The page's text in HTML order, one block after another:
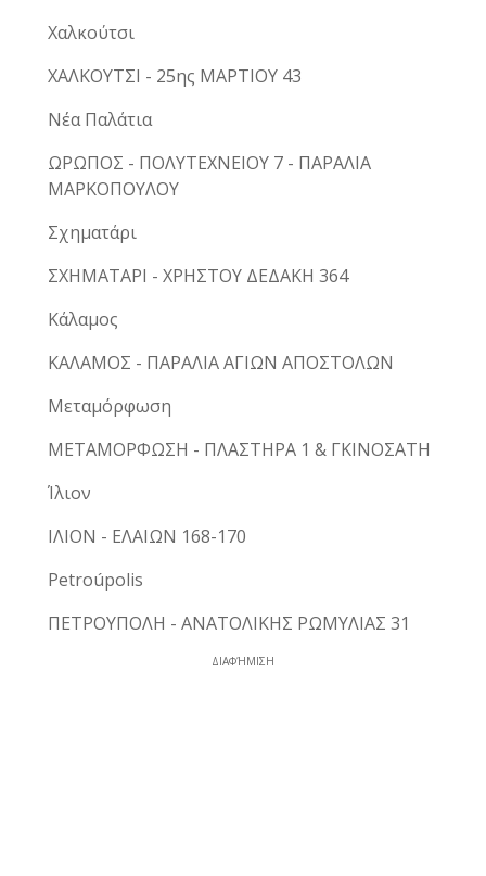
Χαλκούτσι
ΧΑΛΚΟΥΤΣΙ - 25ης ΜΑΡΤΙΟΥ 43
Νέα Παλάτια
ΩΡΩΠΟΣ - ΠΟΛΥΤΕΧΝΕΙΟΥ 7 - ΠΑΡΑΛΙΑ
ΜΑΡΚΟΠΟΥΛΟΥ
Σχηματάρι
ΣΧΗΜΑΤΑΡΙ - ΧΡΗΣΤΟΥ ΔΕΔΑΚΗ 364
Κάλαμος
ΚΑΛΑΜΟΣ - ΠΑΡΑΛΙΑ ΑΓΙΩΝ ΑΠΟΣΤΟΛΩΝ
Μεταμόρφωση
ΜΕΤΑΜΟΡΦΩΣΗ - ΠΛΑΣΤΗΡΑ 1 & ΓΚΙΝΟΣΑΤΗ
Ίλιον
ΙΛΙΟΝ - ΕΛΑΙΩΝ 168-170
Petroúpolis
ΠΕΤΡΟΥΠΟΛΗ - ΑΝΑΤΟΛΙΚΗΣ ΡΩΜΥΛΙΑΣ 31
ΔΙΑΦΉΜΙΣΗ